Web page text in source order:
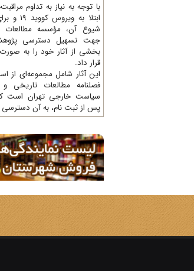
با توجه به نیاز به تداوم
ابتلا به
شیوع آن، مؤسسه
جهت تسهیل دسترسی
بخشی از آثار خود را به صورت
قرار داد.
این آثار شامل مجموعه‌ای از
فصلنامه‌ مطالعات تاریخی و
سیاست خارجی تهران است که
پس از ثبت نام، به آن دسترسی